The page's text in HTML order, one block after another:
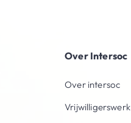
Over Intersoc
Over intersoc
Vrijwilligerswerk